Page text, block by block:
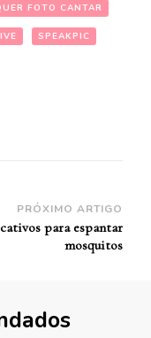
FOTO CANTAR
SPEAKPIC
PRÓXIMO ARTIGO
para espantar
mosquitos